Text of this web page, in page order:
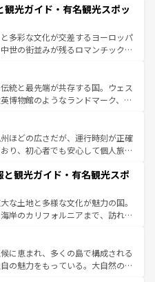
や気候が異なるスペインはその個
ほしい。
ている。華麗な宮殿、歴史的な大
して豊かな自然が、訪れる者を心
ランスは美食の国としても知ら
スコ無形文化遺産にも登録されて
ど、多彩な楽しみ方が可能だ。さ
も魅力が溢れており、どの街角に
づいている。パリ以外の個性あふ
観光ガイド・有名観光スポッ
多彩な文化が交差するヨーロッパ
世の街並みが残るロマンチック街
を歩いても飽きることがない。ベ
イエルン州のアルプスの絶景、そ
ン畑といった風景は必見。ビール
してほしい。 なお、新着の
一覧を参照してほしい。
統と最先端が共存する国。ウェス
博物館のようなランドマーク、歴
ある。また、優雅なアフタヌーン
たまらない英国パブ、サッカー観
できる体験も豊富。イギリスを旅
い。
ほどの広さだが、運行時刻が正確
り、初心者でも安心して個人旅行
や、スイスならではのユニークな
観光だけでなく町歩きも満喫する
得が高いため物価も高いが、旅行
サービスもあり、うまく活用すれ
と観光ガイド・有名観光スポ
な土地と多様な文化が魅力の国。
岸のカリフォルニアまで、訪れる
光、ショッピング、エンターテイ
的なスポットだ。一方、アメリカ
、グランドキャニオンやイエロー
に恵まれ、多くの島で構成される
の魅力をもっている。大自然の神